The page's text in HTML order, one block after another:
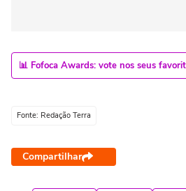
📊 Fofoca Awards: vote nos seus
Fonte: Redação Terra
Compartilhar